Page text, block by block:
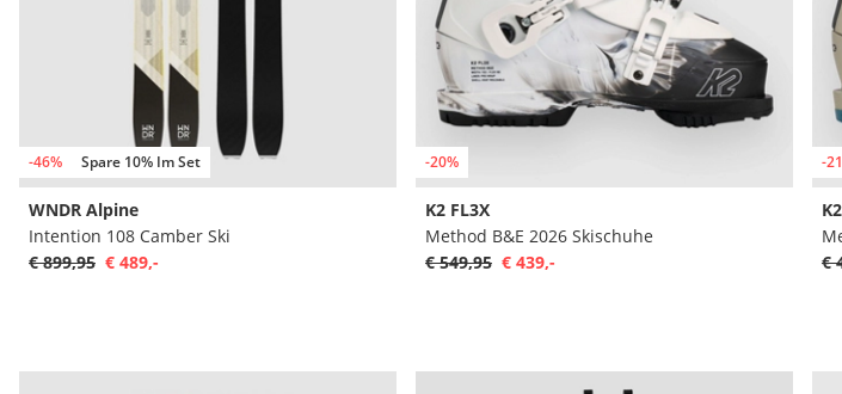
-46% Spare 10% Im Set
WNDR Alpine
Intention 108 Camber Ski
€ 899,95 € 489,-
-20%
K2 FL3X
Method B&E 2026 Skischuhe
€ 549,95 € 439,-
-
€